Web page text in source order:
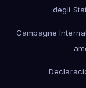
degli
Campagne